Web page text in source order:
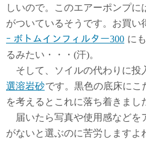
しいので。このエアーポンプ
がついているそうです。お買い
ｰ ボトムインフィルター300 に
るみたい・・・(汗)。
そして、ソイルの代わりに投
選溶岩砂です。黒色の底床にこ
を考えるとこれに落ち着きまし
届いたら写真や使用感などを
がないと選ぶのに苦労しますよ